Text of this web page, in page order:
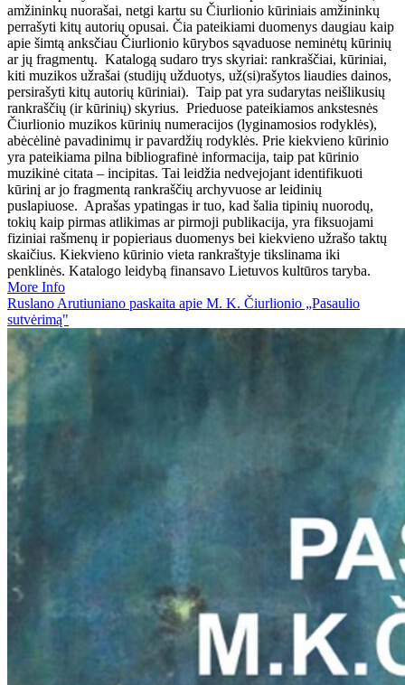
amžininkų nuorašai, netgi kartu su Čiurlionio kūriniais amžininkų
perrašyti kitų autorių opusai. Čia pateikiami duomenys daugiau kaip
apie šimtą anksčiau Čiurlionio kūrybos sąvaduose neminėtų kūrinių
ar jų fragmentų. Katalogą sudaro trys skyriai: rankraščiai, kūriniai,
kiti muzikos užrašai (studijų užduotys, už(si)rašytos liaudies dainos,
persirašyti kitų autorių kūriniai). Taip pat yra sudarytas neišlikusių
rankraščių (ir kūrinių) skyrius. Prieduose pateikiamos ankstesnės
Čiurlionio muzikos kūrinių numeracijos (lyginamosios rodyklės),
abėcėlinė pavadinimų ir pavardžių rodyklės. Prie kiekvieno kūrinio
yra pateikiama pilna bibliografinė informacija, taip pat kūrinio
muzikinė citata – incipitas. Tai leidžia nedvejojant identifikuoti
kūrinį ar jo fragmentą rankraščių archyvuose ar leidinių
puslapiuose. Aprašas ypatingas ir tuo, kad šalia tipinių nuorodų,
tokių kaip pirmas atlikimas ar pirmoji publikacija, yra fiksuojami
fiziniai rašmenų ir popieriaus duomenys bei kiekvieno užrašo taktų
skaičius. Kiekvieno kūrinio vieta rankraštyje tikslinama iki
penklinės. Katalogo leidybą finansavo Lietuvos kultūros taryba.
More Info
Ruslano Arutiuniano paskaita apie M. K. Čiurlionio „Pasaulio
sutvėrimą"